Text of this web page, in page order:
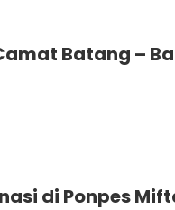
Batang –
di Ponpes